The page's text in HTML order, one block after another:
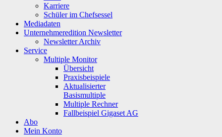
Karriere
Schüler im Chefsessel
Mediadaten
Unternehmeredition Newsletter
Newsletter Archiv
Service
Multiple Monitor
Übersicht
Praxisbeispiele
Aktualisierter
Basismultiple
Multiple Rechner
Fallbeispiel Gigaset AG
Abo
Mein Konto